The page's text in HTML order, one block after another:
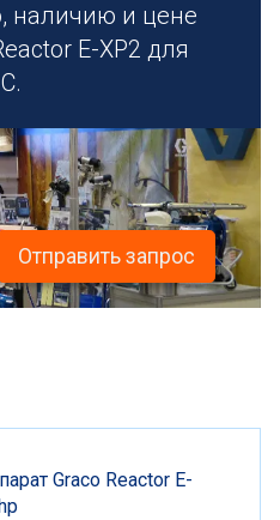
наличию и цене
E-XP2 для
Отправить запрос
Graco Reactor E-